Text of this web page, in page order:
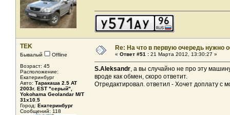
TEK
Бывалый
Offline
Возраст: 45
Расположение:
Екатеринбург
Авто: Таракаша 2.5 AT
2003г. EST "серый",
Yokohama Geolandar M/T
31x10.5
Город: Екатеринбург
Сообщений: 118
Re: На что в первую очередь нужно
« Ответ #51 : 21 Марта 2012, 13:30:27 »
S.Aleksandr, а вы случайно не про эту
вроде как обмен, скоро ответит.
Отредактировал. ответил - Хочет доплату с